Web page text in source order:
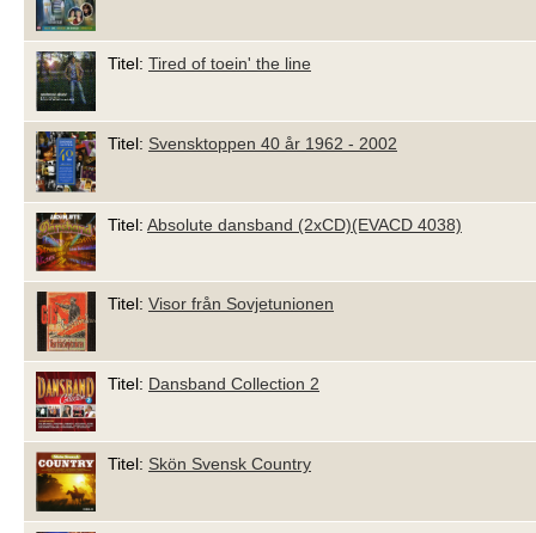
Titel: Tired of toein' the line
Titel: Svensktoppen 40 år 1962 - 2002
Titel: Absolute dansband (2xCD)(EVACD 4038)
Titel: Visor från Sovjetunionen
Titel: Dansband Collection 2
Titel: Skön Svensk Country